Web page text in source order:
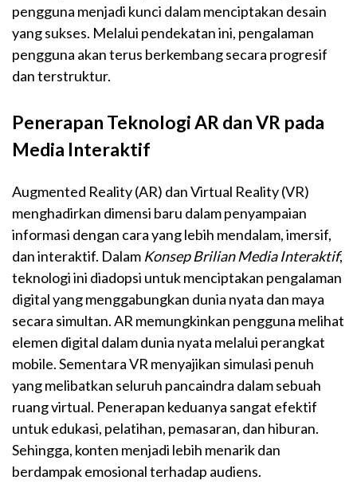
pengguna menjadi kunci dalam menciptakan desain
yang sukses. Melalui pendekatan ini, pengalaman
pengguna akan terus berkembang secara progresif
dan terstruktur.
Penerapan Teknologi AR dan VR pada
Media Interaktif
Augmented Reality (AR) dan Virtual Reality (VR)
menghadirkan dimensi baru dalam penyampaian
informasi dengan cara yang lebih mendalam, imersif,
dan interaktif. Dalam Konsep Brilian Media Interaktif,
teknologi ini diadopsi untuk menciptakan pengalaman
digital yang menggabungkan dunia nyata dan maya
secara simultan. AR memungkinkan pengguna melihat
elemen digital dalam dunia nyata melalui perangkat
mobile. Sementara VR menyajikan simulasi penuh
yang melibatkan seluruh pancaindra dalam sebuah
ruang virtual. Penerapan keduanya sangat efektif
untuk edukasi, pelatihan, pemasaran, dan hiburan.
Sehingga, konten menjadi lebih menarik dan
berdampak emosional terhadap audiens.